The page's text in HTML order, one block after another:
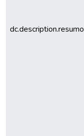
dc.description.resumo